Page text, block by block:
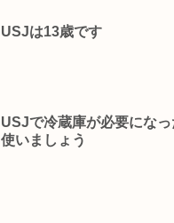
USJは13歳です
USJで冷蔵庫が必要にな
使いましょう